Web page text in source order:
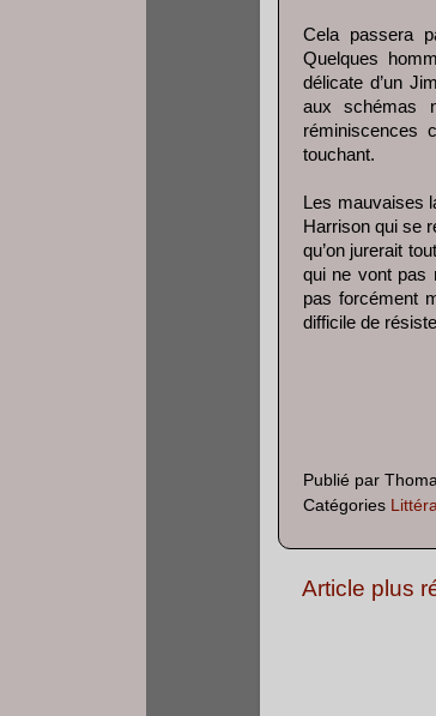
Cela passera
Quelques
délicate d’un
aux schémas
réminiscences
touchant.
Les mauvaises
Harrison qui se
qu’on jurerait
qui ne vont pas
pas forcément
difficile de
Publié par
Catégories
Article plus